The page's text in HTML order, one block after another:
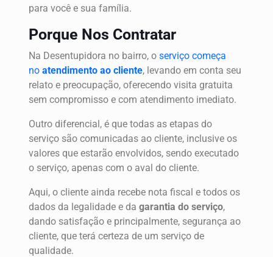
para você e sua família.
Porque Nos Contratar
Na Desentupidora no bairro, o serviço começa
no atendimento ao cliente, levando em conta seu
relato e preocupação, oferecendo visita gratuita
sem compromisso e com atendimento imediato.
Outro diferencial, é que todas as etapas do
serviço são comunicadas ao cliente, inclusive os
valores que estarão envolvidos, sendo executado
o serviço, apenas com o aval do cliente.
Aqui, o cliente ainda recebe nota fiscal e todos os
dados da legalidade e da garantia do serviço,
dando satisfação e principalmente, segurança ao
cliente, que terá certeza de um serviço de
qualidade.